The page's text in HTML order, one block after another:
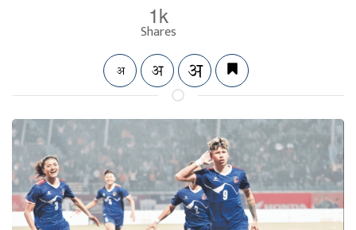
1k
Shares